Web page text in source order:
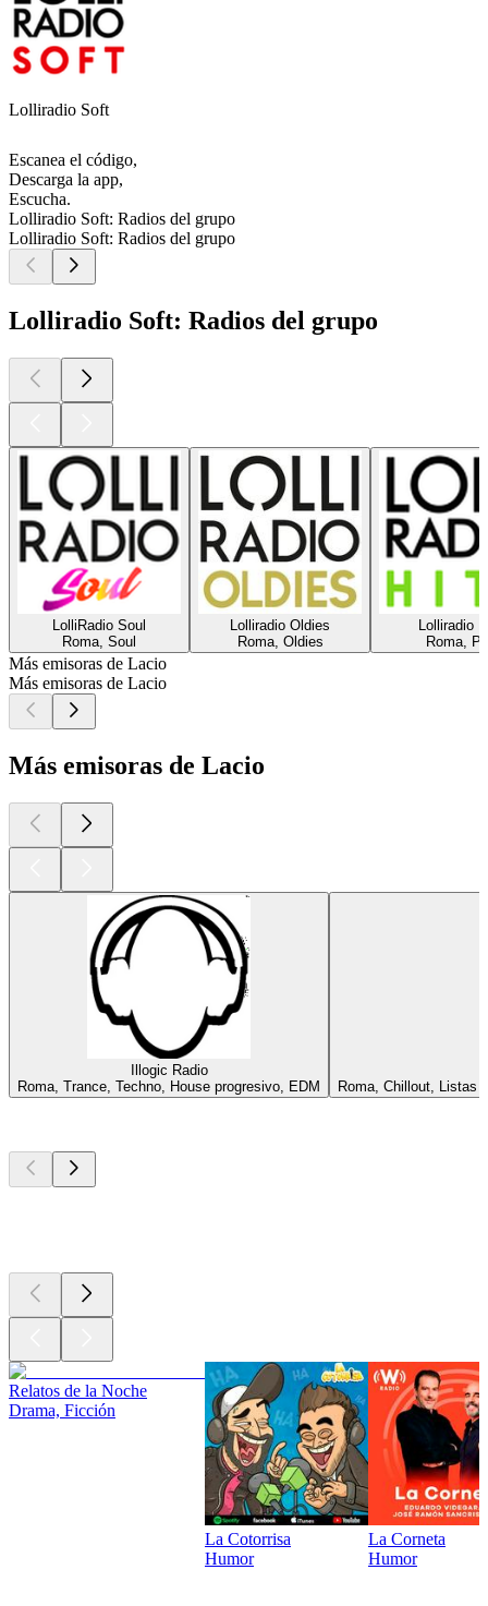
Lolliradio Soft
Escanea el código,
Descarga la app,
Escucha.
Lolliradio Soft: Radios del grupo
Lolliradio Soft: Radios del grupo
Lolliradio Soft: Radios del grupo
LolliRadio Soul
Roma, Soul
Lolliradio Oldies
Roma, Oldies
Lolliradio
Roma,
Más emisoras de Lacio
Más emisoras de Lacio
Más emisoras de Lacio
Illogic Radio
Roma, Trance, Techno, House progresivo, EDM
Roma, Chillout, Listas
Relatos de la Noche
Drama, Ficción
La Cotorrisa
Humor
La Corneta
Humor